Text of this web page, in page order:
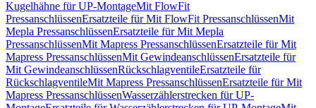
Kugelhähne für UP-MontageMit FlowFit
PressanschlüssenErsatzteile für Mit FlowFit PressanschlüssenMit
Mepla PressanschlüssenErsatzteile für Mit Mepla
PressanschlüssenMit Mapress PressanschlüssenErsatzteile für Mit
Mapress PressanschlüssenMit GewindeanschlüssenErsatzteile für
Mit GewindeanschlüssenRückschlagventileErsatzteile für
RückschlagventileMit Mapress PressanschlüssenErsatzteile für Mit
Mapress PressanschlüssenWasserzählerstrecken für UP-